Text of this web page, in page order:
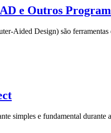
e Outros
Aided Design) são
simples e fundamental